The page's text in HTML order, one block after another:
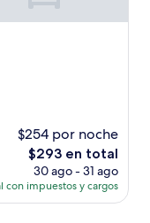
$254 por noche
El
precio
actual
es
$293 en total
30 ago - 31 ago
con impuestos y cargos